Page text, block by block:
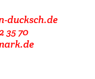
ducksch.de
35 70
de